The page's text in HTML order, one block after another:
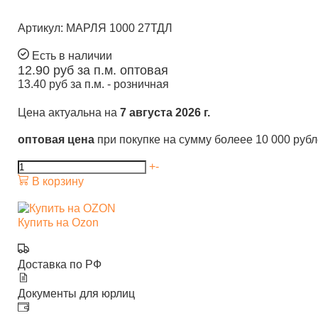
Артикул: МАРЛЯ 1000 27ТДЛ
Есть в наличии
12.90 руб за п.м. оптовая
13.40 руб за п.м. - розничная
Цена актуальна на 7 августа 2026 г.
оптовая цена при покупке на сумму болеее 10 000
+-
В корзину
Купить на Ozon
Доставка по РФ
Документы для юрлиц